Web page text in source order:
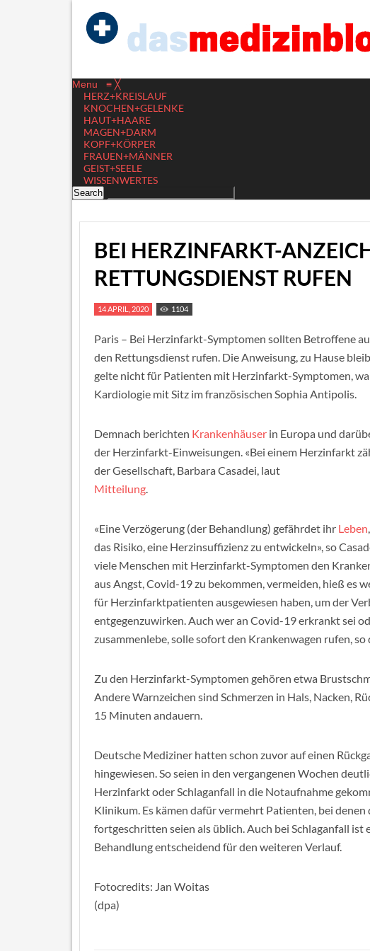
Menu ≡ ╳
HERZ+KREISLAUF
KNOCHEN+GELENKE
HAUT+HAARE
MAGEN+DARM
KOPF+KÖRPER
FRAUEN+MÄNNER
GEIST+SEELE
WISSENWERTES
BEI HERZINFARKT-
RETTUNGSDIENST RUFEN
14 APRIL, 2020 1104
Paris – Bei Herzinfarkt-Symptomen sollten Betroffene
den Rettungsdienst rufen. Die Anweisung, zu Hause
gelte nicht für Patienten mit Herzinfarkt-Symptomen,
Kardiologie mit Sitz im französischen Sophia Antipolis.
Demnach berichten Krankenhäuser in Europa und
der Herzinfarkt-Einweisungen. «Bei einem Herzinfarkt
der Gesellschaft, Barbara Casadei, laut
Mitteilung.
«Eine Verzögerung (der Behandlung) gefährdet ihr Leben
das Risiko, eine Herzinsuffizienz zu entwickeln», so
viele Menschen mit Herzinfarkt-Symptomen den
aus Angst, Covid-19 zu bekommen, vermeiden, hieß es
für Herzinfarktpatienten ausgewiesen haben, um der
entgegenzuwirken. Auch wer an Covid-19 erkrankt sei
zusammenlebe, solle sofort den Krankenwagen rufen, so
Zu den Herzinfarkt-Symptomen gehören etwa
Andere Warnzeichen sind Schmerzen in Hals, Nacken,
15 Minuten andauern.
Deutsche Mediziner hatten schon zuvor auf einen
hingewiesen. So seien in den vergangenen Wochen
Herzinfarkt oder Schlaganfall in die Notaufnahme
Klinikum. Es kämen dafür vermehrt Patienten, bei
fortgeschritten seien als üblich. Auch bei Schlaganfall ist
Behandlung entscheidend für den weiteren Verlauf.
Fotocredits: Jan Woitas
(dpa)